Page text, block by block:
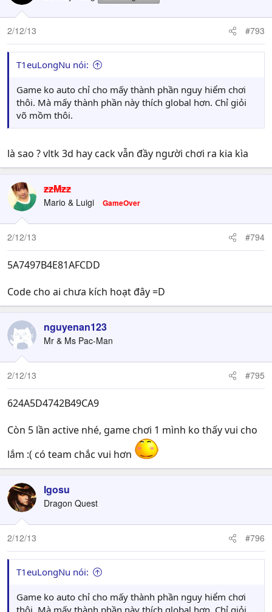
2/12/13 #793
T1euLongNu nói:
Game ko auto chỉ cho mấy thành phần nguy hiểm chơi
thôi. Mà mấy thành phần này thích global hơn. Chỉ giỏi
võ mồm thôi.
là sao ? vltk 3d hay cack vẫn đầy người chơi ra kia kìa
zzMzz
Mario & Luigi GameOver
2/12/13 #794
5A7497B4E81AFCDD
Code cho ai chưa kích hoạt đây =D
nguyenan123
Mr & Ms Pac-Man
2/12/13 #795
624A5D4742B49CA9
Còn 5 lần active nhé, game chơi 1 mình ko thấy vui cho
lắm :( có team chắc vui hơn
Igosu
Dragon Quest
2/12/13 #796
T1euLongNu nói:
Game ko auto chỉ cho mấy thành phần nguy hiểm chơi
thôi. Mà mấy thành phần này thích global hơn. Chỉ giỏi